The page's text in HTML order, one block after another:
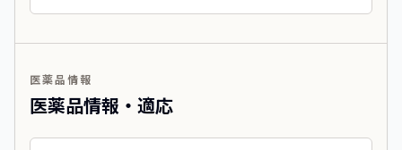
医薬品情報
医薬品情報・適応